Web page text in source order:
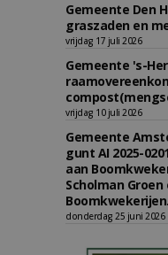
Gemeente Den
graszaden en
vrijdag 17 juli 2026
Gemeente 's-
vrijdag 10 juli 2026
Gemeente
gunt AI 2025-
aan
Scholman
Boomkwekerijen.
donderdag 25 juni 2026